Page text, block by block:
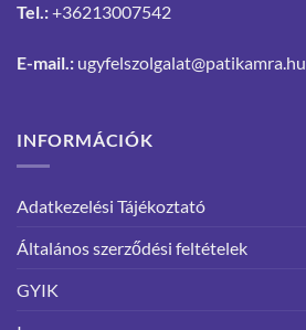
Tel.:+36213007542
E-mail.: ugyfelszolgalat@patikamra.hu
INFORMÁCIÓK
Adatkezelési Tájékoztató
Általános szerződési feltételek
GYIK